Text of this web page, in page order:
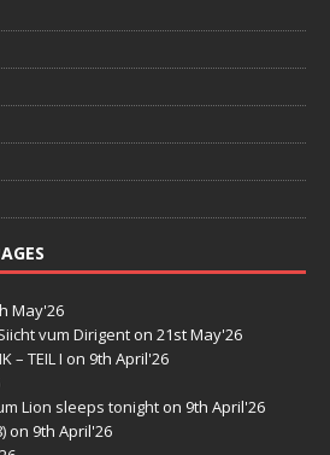
May'26
vum Dirigent on 21st May'26
– TEIL I on 9th April'26
Lion sleeps tonight on 9th April'26
on 9th April'26